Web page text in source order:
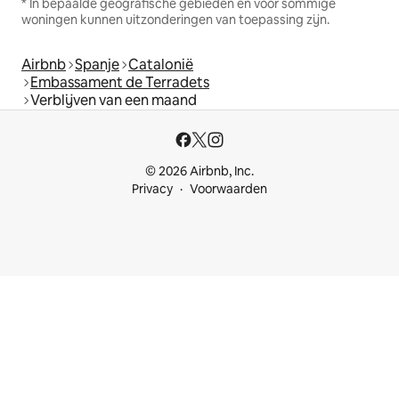
* In bepaalde geografische gebieden en voor sommige
woningen kunnen uitzonderingen van toepassing zijn.
Airbnb Spanje Catalonië
Embassament de Terradets
Verblijven van een maand
© 2026 Airbnb, Inc.
Privacy
Voorwaarden